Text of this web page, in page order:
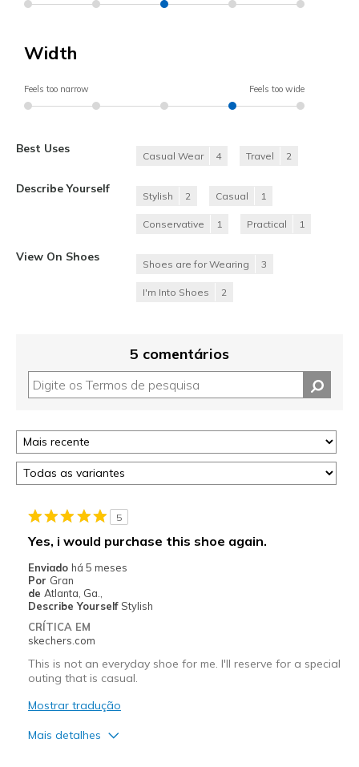
Width
Feels too narrow Feels too wide
Best Uses
Casual Wear 4 Travel 2
Describe Yourself
Stylish 2 Casual 1
Conservative 1 Practical 1
View On Shoes
Shoes are for Wearing 3
I'm Into Shoes 2
5 comentários
5
Yes, i would purchase this shoe again.
Enviado há 5 meses
Por Gran
de Atlanta, Ga.,
Describe Yourself Stylish
CRÍTICA EM
skechers.com
This is not an everyday shoe for me. I'll reserve for a special
outing that is casual.
Mostrar tradução
Mais detalhes